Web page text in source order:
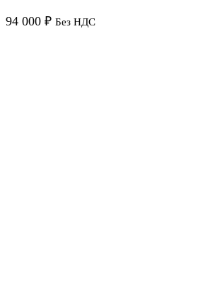
94 000 ₽ Без НДС